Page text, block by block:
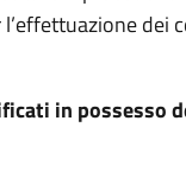
dei
in possesso